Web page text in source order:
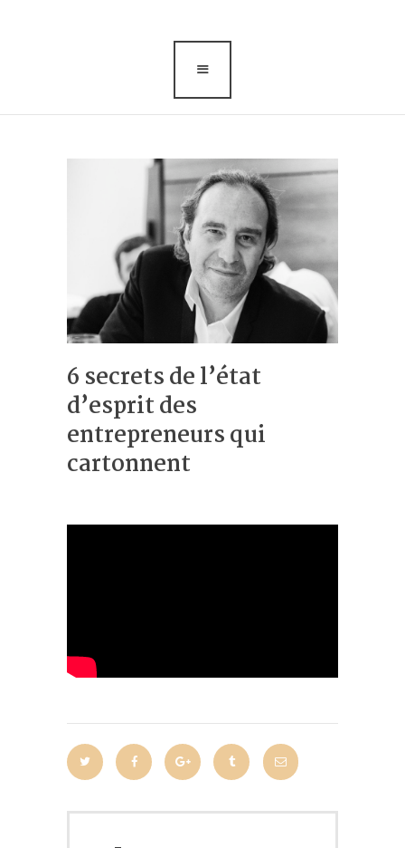
6 secrets de l’état
d’esprit des
entrepreneurs qui
cartonnent